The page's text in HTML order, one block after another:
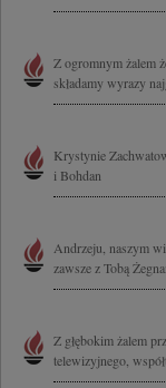
Z ogromnym żalem
składamy wyrazy
Krystynie
i Bohdan
Andrzeju, naszym
zawsze z Tobą
Z głębokim żalem
telewizyjnego,